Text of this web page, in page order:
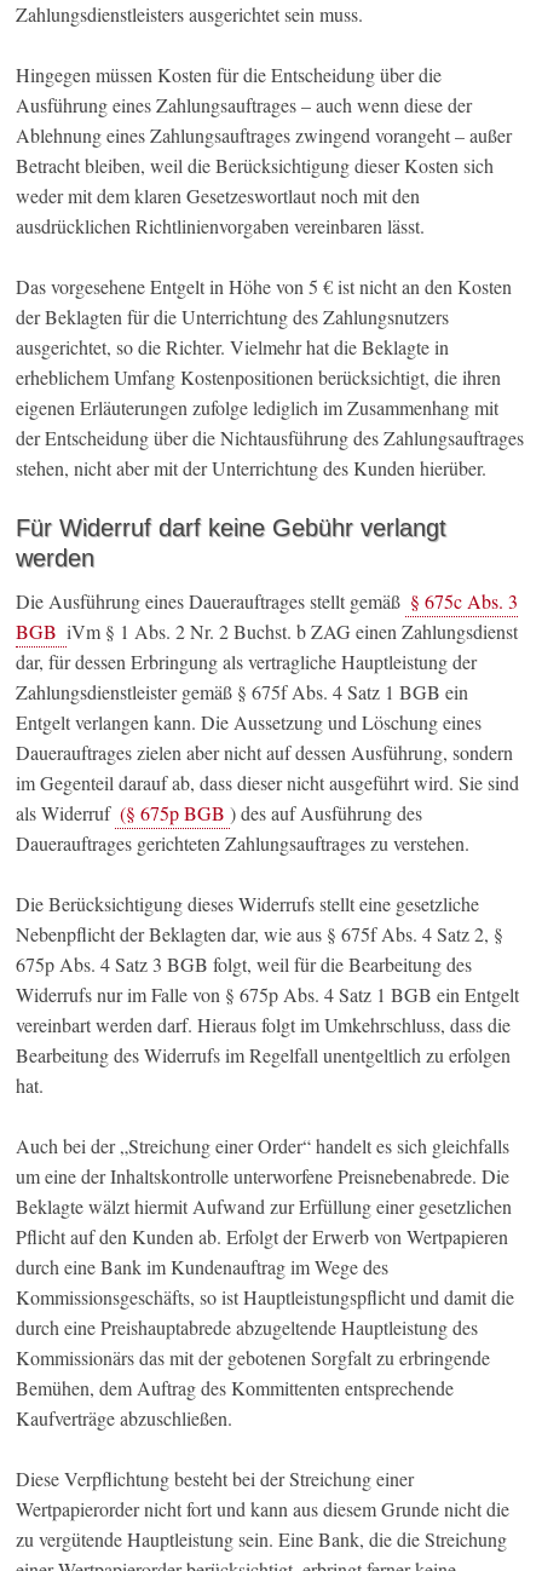
Zahlungsdienstleisters ausgerichtet sein muss.
Hingegen müssen Kosten für die Entscheidung über die
Ausführung eines Zahlungsauftrages – auch wenn diese der
Ablehnung eines Zahlungsauftrages zwingend vorangeht – außer
Betracht bleiben, weil die Berücksichtigung dieser Kosten sich
weder mit dem klaren Gesetzeswortlaut noch mit den
ausdrücklichen Richtlinienvorgaben vereinbaren lässt.
Das vorgesehene Entgelt in Höhe von 5 € ist nicht an den Kosten
der Beklagten für die Unterrichtung des Zahlungsnutzers
ausgerichtet, so die Richter. Vielmehr hat die Beklagte in
erheblichem Umfang Kostenpositionen berücksichtigt, die ihren
eigenen Erläuterungen zufolge lediglich im Zusammenhang mit
der Entscheidung über die Nichtausführung des Zahlungsauftrages
stehen, nicht aber mit der Unterrichtung des Kunden hierüber.
Für Widerruf darf keine Gebühr verlangt
werden
Die Ausführung eines Dauerauftrages stellt gemäß § 675c Abs. 3
BGB iVm § 1 Abs. 2 Nr. 2 Buchst. b ZAG einen Zahlungsdienst
dar, für dessen Erbringung als vertragliche Hauptleistung der
Zahlungsdienstleister gemäß § 675f Abs. 4 Satz 1 BGB ein
Entgelt verlangen kann. Die Aussetzung und Löschung eines
Dauerauftrages zielen aber nicht auf dessen Ausführung, sondern
im Gegenteil darauf ab, dass dieser nicht ausgeführt wird. Sie sind
als Widerruf (§ 675p BGB ) des auf Ausführung des
Dauerauftrages gerichteten Zahlungsauftrages zu verstehen.
Die Berücksichtigung dieses Widerrufs stellt eine gesetzliche
Nebenpflicht der Beklagten dar, wie aus § 675f Abs. 4 Satz 2, §
675p Abs. 4 Satz 3 BGB folgt, weil für die Bearbeitung des
Widerrufs nur im Falle von § 675p Abs. 4 Satz 1 BGB ein Entgelt
vereinbart werden darf. Hieraus folgt im Umkehrschluss, dass die
Bearbeitung des Widerrufs im Regelfall unentgeltlich zu erfolgen
hat.
Auch bei der „Streichung einer Order“ handelt es sich gleichfalls
um eine der Inhaltskontrolle unterworfene Preisnebenabrede. Die
Beklagte wälzt hiermit Aufwand zur Erfüllung einer gesetzlichen
Pflicht auf den Kunden ab. Erfolgt der Erwerb von Wertpapieren
durch eine Bank im Kundenauftrag im Wege des
Kommissionsgeschäfts, so ist Hauptleistungspflicht und damit die
durch eine Preishauptabrede abzugeltende Hauptleistung des
Kommissionärs das mit der gebotenen Sorgfalt zu erbringende
Bemühen, dem Auftrag des Kommittenten entsprechende
Kaufverträge abzuschließen.
Diese Verpflichtung besteht bei der Streichung einer
Wertpapierorder nicht fort und kann aus diesem Grunde nicht die
zu vergütende Hauptleistung sein. Eine Bank, die die Streichung